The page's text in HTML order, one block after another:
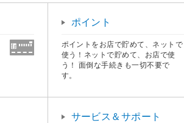
ポイント
ポイントをお店で貯めて、ネットで
使う！ネットで貯めて、お店で使
う！ 面倒な手続きも一切不要で
す。
サービス＆サポート